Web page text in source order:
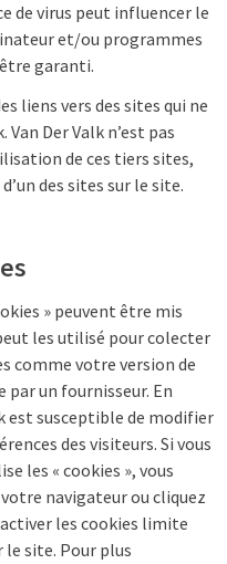
de virus peut influencer le
et/ou programmes
garanti.
liens vers des sites qui ne
Der Valk n’est pas
de ces tiers sites,
des sites sur le site.
» peuvent être mis
les utilisé pour colecter
comme votre version de
par un fournisseur. En
est susceptible de modifier
des visiteurs. Si vous
les « cookies », vous
votre navigateur ou cliquez
les cookies limite
site. Pour plus